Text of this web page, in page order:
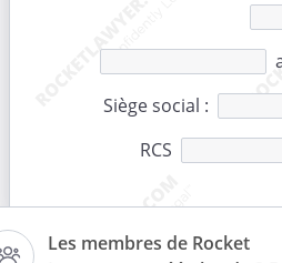
Les membres de Rocket
Siège social :
RCS